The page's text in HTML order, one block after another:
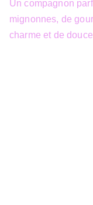
Un compagnon
mignonnes, de
charme et de